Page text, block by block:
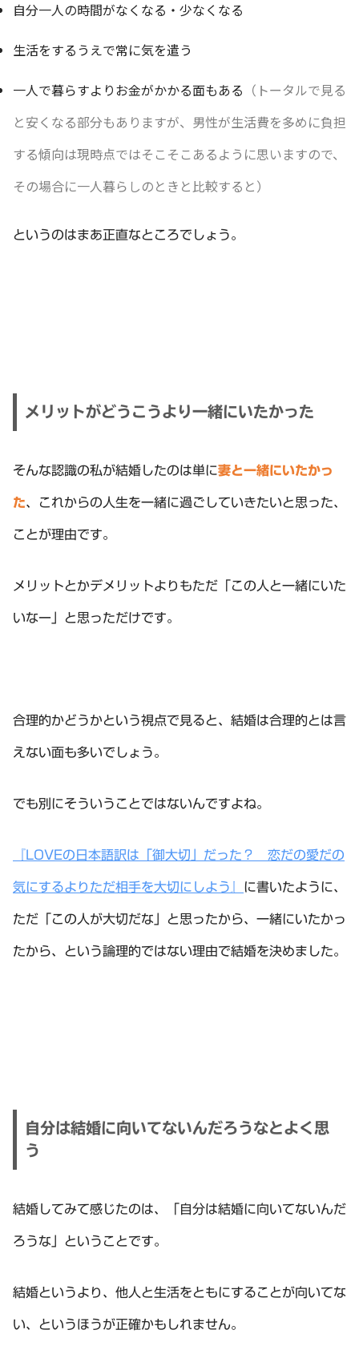
自分一人の時間がなくなる・少なくなる
生活をするうえで常に気を遣う
一人で暮らすよりお金がかかる面もある （トータルで見る
と安くなる部分もありますが、男性が生活費を多めに負担
する傾向は現時点ではそこそこあるように思いますので、
その場合に一人暮らしのときと比較すると）
というのはまあ正直なところでしょう。
メリットがどうこうより一緒にいたかった
そんな認識の私が結婚したのは単に妻と一緒にいたかっ
た、これからの人生を一緒に過ごしていきたいと思った、
ことが理由です。
メリットとかデメリットよりもただ「この人と一緒にいた
いなー」と思っただけです。
合理的かどうかという視点で見ると、結婚は合理的とは言
えない面も多いでしょう。
でも別にそういうことではないんですよね。
『LOVEの日本語訳は「御大切」だった？ 恋だの愛だの
気にするよりただ相手を大切にしよう』 に書いたように、
ただ「この人が大切だな」と思ったから、一緒にいたかっ
たから、という論理的ではない理由で結婚を決めました。
自分は結婚に向いてないんだろうなとよく思
う
結婚してみて感じたのは、「自分は結婚に向いてないんだ
ろうな」ということです。
結婚というより、他人と生活をともにすることが向いてな
い、というほうが正確かもしれません。